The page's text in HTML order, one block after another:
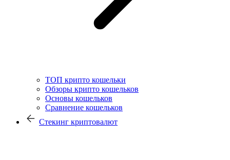
ТОП крипто кошельки
Обзоры крипто кошельков
Основы кошельков
Сравнение кошельков
Стекинг криптовалют